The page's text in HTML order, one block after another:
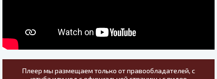
Плеер мы размещаем только от правообладателей, с